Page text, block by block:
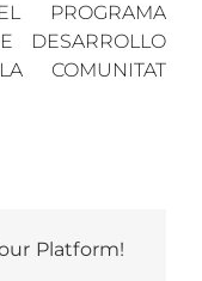
PROGRAMA
DESARROLLO
COMUNITAT
Platform!